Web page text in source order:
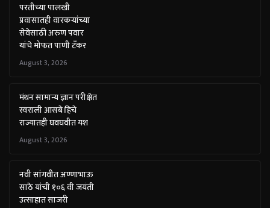
परतीच्या पालखी
प्रवासातही वारकऱ्यांच्या
सेवेसाठी अरुण पवार
यांचे मोफत पाणी टँकर
August 3, 2026
मंथन सामान्य ज्ञान परीक्षेत
स्वराली आसबे हिचे
राज्यातही घवघवीत यश
August 3, 2026
नवी सांगवीत अण्णाभाऊ
साठे यांची १०६ वी जयंती
उत्साहात साजरी